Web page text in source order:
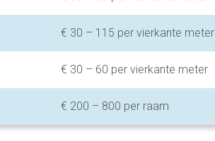
€ 30 – 115 per vierkante meter
€ 30 – 60 per vierkante meter
€ 200 – 800 per raam